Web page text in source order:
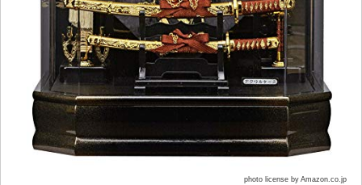
photo license by Amazon.co.jp